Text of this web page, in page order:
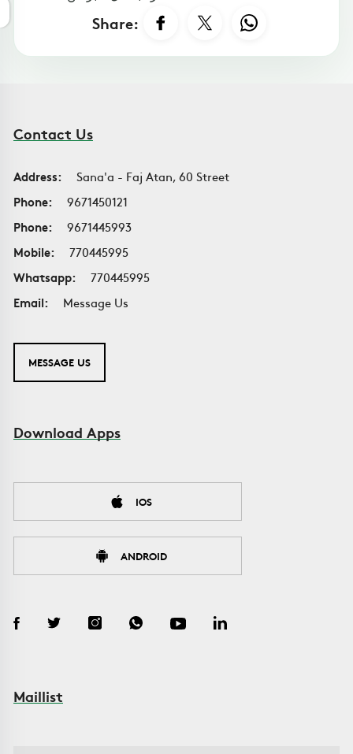
Share:
Contact Us
Address:
Sana'a - Faj Atan, 60 Street
Phone:
9671450121
Phone:
9671445993
Mobile:
770445995
Whatsapp:
770445995
Email:
Message Us
MESSAGE US
Download Apps
IOS
ANDROID
Maillist